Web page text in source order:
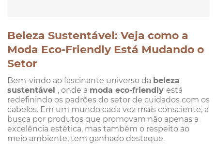
Beleza Sustentável: Veja como a
Moda Eco-Friendly Está Mudando o
Setor
Bem-vindo ao fascinante universo da beleza
sustentável , onde a moda eco-friendly está
redefinindo os padrões do setor de cuidados com os
cabelos. Em um mundo cada vez mais consciente, a
busca por produtos que promovam não apenas a
excelência estética, mas também o respeito ao
meio ambiente, tem ganhado destaque.